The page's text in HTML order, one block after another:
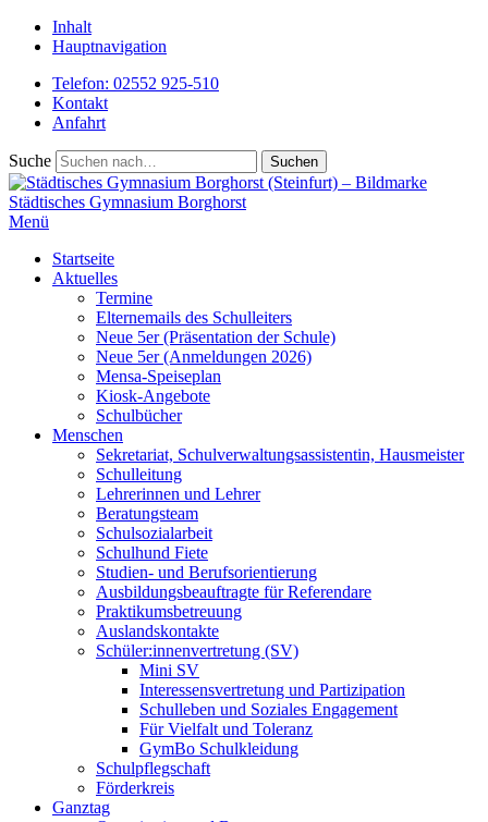
Inhalt
Hauptnavigation
Telefon: 02552 925-510
Kontakt
Anfahrt
Suche
Städtisches Gymnasium Borghorst
Menü
Startseite
Aktuelles
Termine
Elternemails des Schulleiters
Neue 5er (Präsentation der Schule)
Neue 5er (Anmeldungen 2026)
Mensa-Speiseplan
Kiosk-Angebote
Schulbücher
Menschen
Sekretariat, Schulverwaltungsassistentin, Hausmeister
Schulleitung
Lehrerinnen und Lehrer
Beratungsteam
Schulsozialarbeit
Schulhund Fiete
Studien- und Berufsorientierung
Ausbildungsbeauftragte für Referendare
Praktikumsbetreuung
Auslandskontakte
Schüler:innenvertretung (SV)
Mini SV
Interessensvertretung und Partizipation
Schulleben und Soziales Engagement
Für Vielfalt und Toleranz
GymBo Schulkleidung
Schulpflegschaft
Förderkreis
Ganztag